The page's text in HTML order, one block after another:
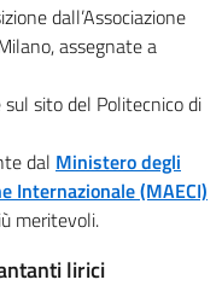
dall’Associazione
assegnate a
sito del Politecnico di
dal Ministero degli
Internazionale (MAECI)
meritevoli.
lirici